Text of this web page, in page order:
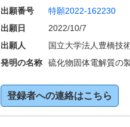
出願番号 特願2022-162230
出願日
2022/10/7
出願人
国立大学法人豊橋技
発明の名称
硫化物固体電解質の
登録者への連絡はこちら